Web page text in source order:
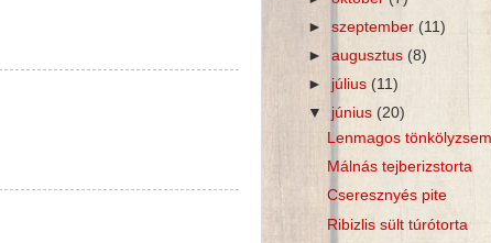
►szeptember(11)
►augusztus (8)
► július(11)
▼ június(20)
Lenmagos
Málnás tejberizstorta
Cseresznyés pite
Ribizlis sült túrótorta